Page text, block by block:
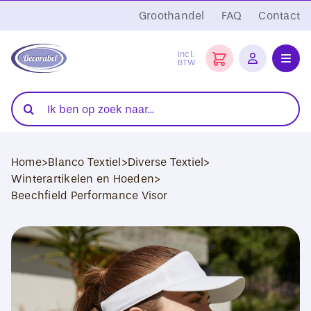
naar
inhoud
Groothandel FAQ Contact
Incl.
BTW
Folies
Transferpersen
Sublimatie
Blanco Textiel
Hobby Artikelen
DTF Transfers
Zoeken
naar:
Home>Blanco Textiel>Diverse Textiel>
Winterartikelen en Hoeden>
Beechfield Performance Visor